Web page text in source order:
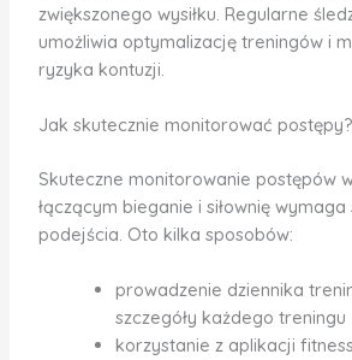
zwiększonego wysiłku. Regularne
umożliwia optymalizację treningów i
ryzyka kontuzji.
Jak skutecznie monitorować postępy?
Skuteczne monitorowanie postępów
łączącym bieganie i siłownię
podejścia. Oto kilka sposobów:
prowadzenie dziennika
szczegóły każdego treningu
korzystanie z aplikacji